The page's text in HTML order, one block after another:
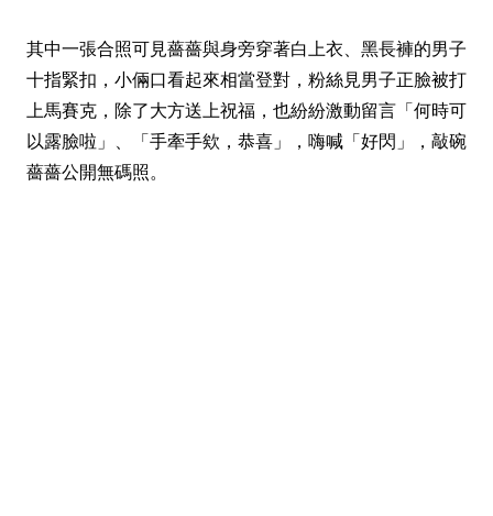
其中一張合照可見薔薔與身旁穿著白上衣、黑長褲的男子
十指緊扣，小倆口看起來相當登對，粉絲見男子正臉被打
上馬賽克，除了大方送上祝福，也紛紛激動留言「何時可
以露臉啦」、「手牽手欸，恭喜」，嗨喊「好閃」，敲碗
薔薔公開無碼照。